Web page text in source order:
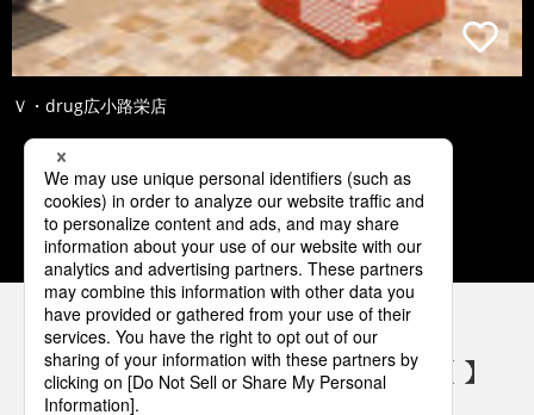
Ｖ・drug広小路栄店
1 2 3 4 5
パナソニックの電気設備 SNSアカウント